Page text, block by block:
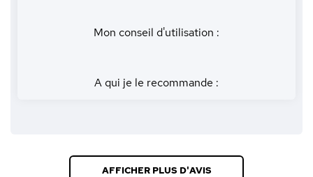
Mon conseil d'utilisation :
A qui je le recommande :
AFFICHER PLUS D'AVIS